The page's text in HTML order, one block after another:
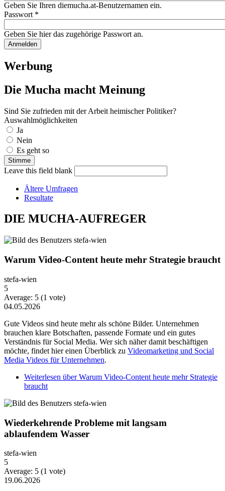
Geben Sie Ihren diemucha.at-Benutzernamen ein.
Passwort *
Geben Sie hier das zugehörige Passwort an.
Werbung
Die Mucha macht Meinung
Sind Sie zufrieden mit der Arbeit heimischer Politiker?
Auswahlmöglichkeiten
Ja
Nein
Es geht so
Leave this field blank
Ältere Umfragen
Resultate
DIE MUCHA-AUFREGER
Warum Video-Content heute mehr Strategie braucht
stefa-wien
5
Average: 5 (1 vote)
04.05.2026
Gute Videos sind heute mehr als schöne Bilder. Unternehmen
brauchen klare Botschaften, passende Formate und ein gutes
Verständnis für Social Media. Wer sich näher damit beschäftigen
möchte, findet hier einen Überblick zu Videomarketing und Social
Media Videos für Unternehmen.
Weiterlesen über Warum Video-Content heute mehr Strategie
braucht
Wiederkehrende Probleme mit langsam
ablaufendem Wasser
stefa-wien
5
Average: 5 (1 vote)
19.06.2026